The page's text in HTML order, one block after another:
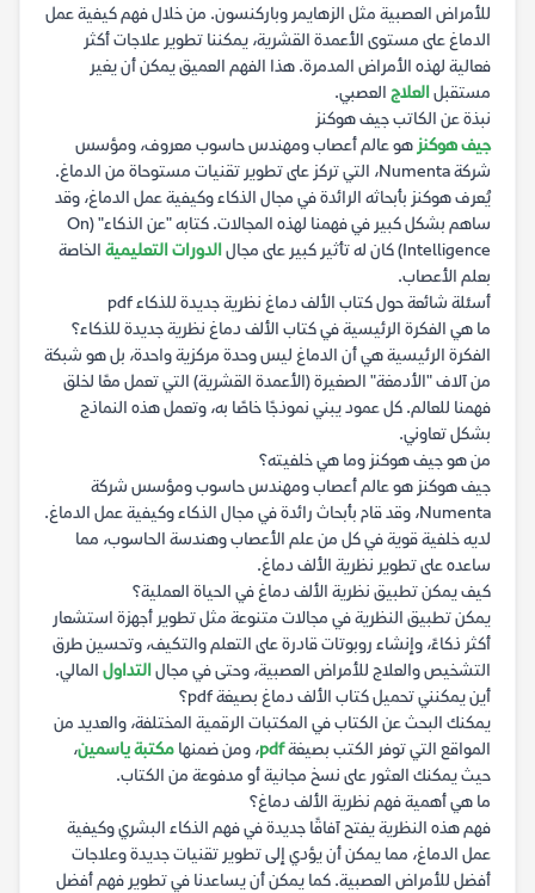
للأمراض العصبية مثل الزهايمر وباركنسون. من خلال فهم كيفية عمل
الدماغ على مستوى الأعمدة القشرية، يمكننا تطوير علاجات أكثر
فعالية لهذه الأمراض المدمرة. هذا الفهم العميق يمكن أن يغير
مستقبلالعلاج العصبي.
نبذة عن الكاتب جيف هوكنز
جيف هوكنز هو عالم أعصاب ومهندس حاسوب معروف، ومؤسس
شركة Numenta، التي تركز على تطوير تقنيات مستوحاة من الدماغ.
يُعرف هوكنز بأبحاثه الرائدة في مجال الذكاء وكيفية عمل الدماغ، وقد
ساهم بشكل كبير في فهمنا لهذه المجالات. كتابه "عن الذكاء" (On
Intelligence) كان له تأثير كبير على مجال
الدورات التعليمية الخاصة
بعلم الأعصاب.
أسئلة شائعة حول كتاب الألف دماغ نظرية جديدة للذكاء pdf
ما هي الفكرة الرئيسية في كتاب الألف دماغ نظرية جديدة للذكاء؟
الفكرة الرئيسية هي أن الدماغ ليس وحدة مركزية واحدة، بل هو شبكة
من آلاف "الأدمغة" الصغيرة (الأعمدة القشرية) التي تعمل معًا لخلق
فهمنا للعالم. كل عمود يبني نموذجًا خاصًا به، وتعمل هذه النماذج
بشكل تعاوني.
من هو جيف هوكنز وما هي خلفيته؟
جيف هوكنز هو عالم أعصاب ومهندس حاسوب ومؤسس شركة
Numenta، وقد قام بأبحاث رائدة في مجال الذكاء وكيفية عمل الدماغ.
لديه خلفية قوية في كل من علم الأعصاب وهندسة الحاسوب، مما
ساعده على تطوير نظرية الألف دماغ.
كيف يمكن تطبيق نظرية الألف دماغ في الحياة العملية؟
يمكن تطبيق النظرية في مجالات متنوعة مثل تطوير أجهزة استشعار
أكثر ذكاءً، وإنشاء روبوتات قادرة على التعلم والتكيف، وتحسين طرق
التشخيص والعلاج للأمراض العصبية، وحتى في مجالالتداول المالي.
أين يمكنني تحميل كتاب الألف دماغ بصيغة pdf؟
يمكنك البحث عن الكتاب في المكتبات الرقمية المختلفة، والعديد من
المواقع التي توفر الكتب بصيغةpdf، ومن ضمنها مكتبة ياسمين،
حيث يمكنك العثور على نسخ مجانية أو مدفوعة من الكتاب.
ما هي أهمية فهم نظرية الألف دماغ؟
فهم هذه النظرية يفتح آفاقًا جديدة في فهم الذكاء البشري وكيفية
عمل الدماغ، مما يمكن أن يؤدي إلى تطوير تقنيات جديدة وعلاجات
أفضل للأمراض العصبية. كما يمكن أن يساعدنا في تطوير فهم أفضل